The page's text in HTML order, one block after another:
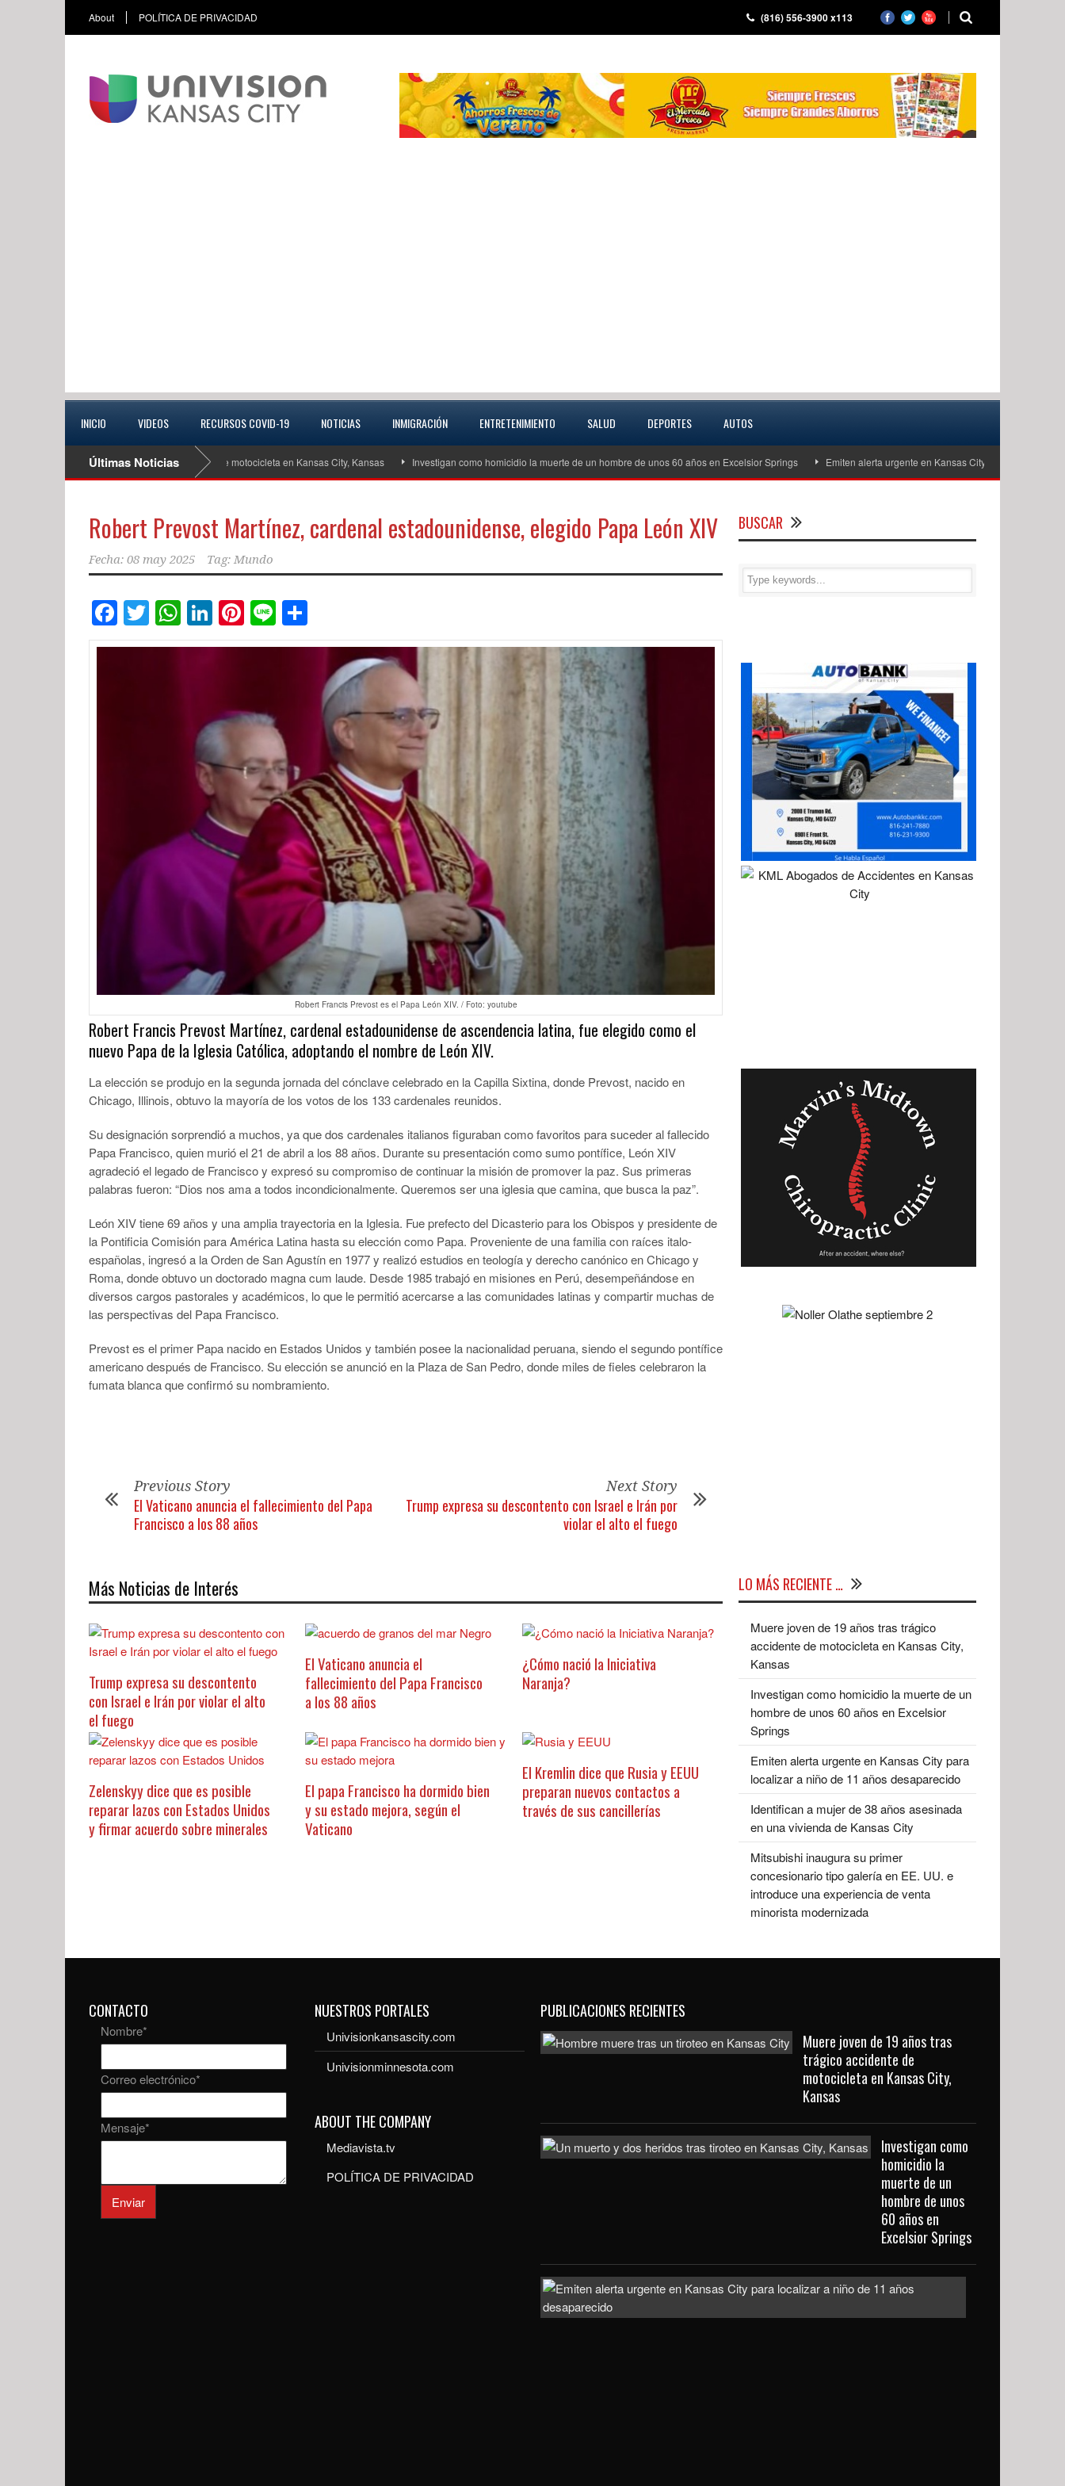
About POLÍTICA DE PRIVACIDAD (816) 556-3900 x113
INICIO VIDEOS RECURSOS COVID-19 NOTICIAS INMIGRACIÓN ENTRETENIMIENTO SALUD DEPORTES AUTOS
Últimas Noticias
joven de 19 años tras trágico accidente de motocicleta en Kansas City, Kansas Investigan como homicidio la muerte de un hombre de unos 60 años en Excelsior Springs Emiten alerta urgente en Kansas City para localizar a niño de
Robert Prevost Martínez, cardenal estadounidense, elegido Papa León XIV
Fecha: 08 may 2025 Tag: Mundo
Facebook
Twitter
WhatsApp
LinkedIn
Pinterest
Line
Robert Francis Prevost es el Papa León XIV. / Foto: youtube
Robert Francis Prevost Martínez, cardenal estadounidense de ascendencia latina, fue elegido como el
nuevo Papa de la Iglesia Católica, adoptando el nombre de León XIV.
La elección se produjo en la segunda jornada del cónclave celebrado en la Capilla Sixtina, donde Prevost, nacido en
Chicago, Illinois, obtuvo la mayoría de los votos de los 133 cardenales reunidos.
Su designación sorprendió a muchos, ya que dos cardenales italianos figuraban como favoritos para suceder al fallecido
Papa Francisco, quien murió el 21 de abril a los 88 años. Durante su presentación como sumo pontífice, León XIV
agradeció el legado de Francisco y expresó su compromiso de continuar la misión de promover la paz. Sus primeras
palabras fueron: “Dios nos ama a todos incondicionalmente. Queremos ser una iglesia que camina, que busca la paz”.
León XIV tiene 69 años y una amplia trayectoria en la Iglesia. Fue prefecto del Dicasterio para los Obispos y presidente de
la Pontificia Comisión para América Latina hasta su elección como Papa. Proveniente de una familia con raíces italo-
españolas, ingresó a la Orden de San Agustín en 1977 y realizó estudios en teología y derecho canónico en Chicago y
Roma, donde obtuvo un doctorado magna cum laude. Desde 1985 trabajó en misiones en Perú, desempeñándose en
diversos cargos pastorales y académicos, lo que le permitió acercarse a las comunidades latinas y compartir muchas de
las perspectivas del Papa Francisco.
Prevost es el primer Papa nacido en Estados Unidos y también posee la nacionalidad peruana, siendo el segundo pontífice
americano después de Francisco. Su elección se anunció en la Plaza de San Pedro, donde miles de fieles celebraron la
fumata blanca que confirmó su nombramiento.
Previous Story
El Vaticano anuncia el fallecimiento del Papa
Francisco a los 88 años
Next Story
Trump expresa su descontento con Israel e Irán por
violar el alto el fuego
Más Noticias de Interés
Trump expresa su descontento
con Israel e Irán por violar el alto
el fuego
El Vaticano anuncia el
fallecimiento del Papa Francisco
a los 88 años
¿Cómo nació la Iniciativa
Naranja?
Zelenskyy dice que es posible
reparar lazos con Estados Unidos
y firmar acuerdo sobre minerales
El papa Francisco ha dormido bien
y su estado mejora, según el
Vaticano
El Kremlin dice que Rusia y EEUU
preparan nuevos contactos a
través de sus cancillerías
BUSCAR
LO MÁS RECIENTE …
Muere joven de 19 años tras trágico
accidente de motocicleta en Kansas City,
Kansas
Investigan como homicidio la muerte de un
hombre de unos 60 años en Excelsior
Springs
Emiten alerta urgente en Kansas City para
localizar a niño de 11 años desaparecido
Identifican a mujer de 38 años asesinada
en una vivienda de Kansas City
Mitsubishi inaugura su primer
concesionario tipo galería en EE. UU. e
introduce una experiencia de venta
minorista modernizada
CONTACTO
Nombre*
Correo electrónico*
Mensaje*
Enviar
NUESTROS PORTALES
Univisionkansascity.com
Univisionminnesota.com
ABOUT THE COMPANY
Mediavista.tv
POLÍTICA DE PRIVACIDAD
PUBLICACIONES RECIENTES
Muere joven de 19 años tras
trágico accidente de
motocicleta en Kansas City,
Kansas
Investigan como
homicidio la
muerte de un
hombre de unos
60 años en
Excelsior Springs